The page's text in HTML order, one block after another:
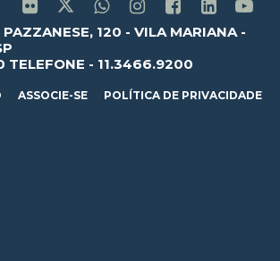
PAZZANESE, 120 - VILA MARIANA -
TELEFONE - 11.3466.9200
ASSOCIE-SE POLÍTICA DE PRIVACIDADE